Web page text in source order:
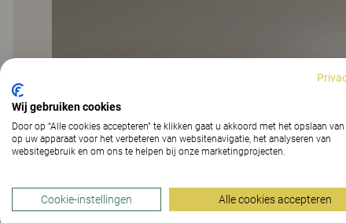
Wij gebruiken cookies
Door op “Alle cookies accepteren” te klikken gaat u akkoord met het opslaan
op uw apparaat voor het verbeteren van websitenavigatie, het analyseren van
websitegebruik en om ons te helpen bij onze marketingprojecten.
Cookie-instellingen Alle cookies accepteren